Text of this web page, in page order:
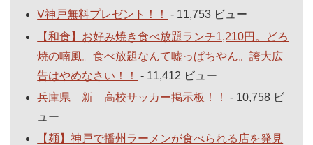
V神戸無料プレゼント！！
- 11,753 ビュー
【和食】お好み焼き食べ放題ランチ1,210円。どろ
焼の喃風。食べ放題なんて嘘っぱちやん。誇大広
告はやめなさい！！
- 11,412 ビュー
兵庫県 新 高校サッカー掲示板！！
- 10,758 ビ
ュー
【麺】神戸で播州ラーメンが食べられる店を発見